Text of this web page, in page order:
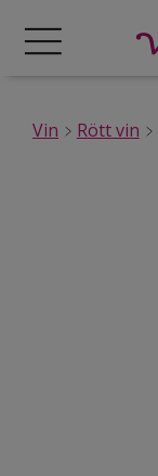
Vin Rött vin